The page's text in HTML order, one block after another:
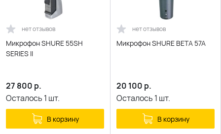
нет отзывов
Микрофон SHURE 55SH
SERIES II
27 800 р.
Осталось 1 шт.
В корзину
нет отзывов
Микрофон SHURE BETA 57A
20 100 р.
Осталось 1 шт.
В корзину